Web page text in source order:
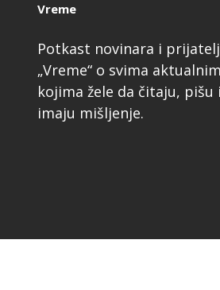
Vreme
Potkast novinara i
„Vreme“ o svima
kojima žele da čitaju, pišu
imaju mišljenje.